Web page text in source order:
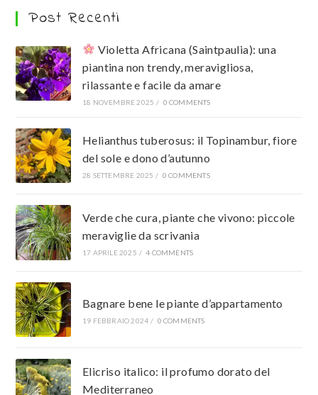
Post Recenti
Violetta Africana (Saintpaulia): una
piantina non trendy, meravigliosa,
rilassante e facile da amare
18 NOVEMBRE 2025 / 0 COMMENTS
Helianthus tuberosus: il Topinambur, fiore
del sole e dono d’autunno
28 SETTEMBRE 2025 / 0 COMMENTS
Verde che cura, piante che vivono: piccole
meraviglie da scrivania
17 APRILE 2025 / 4 COMMENTS
Bagnare bene le piante d’appartamento
19 FEBBRAIO 2024 / 0 COMMENTS
Elicriso italico: il profumo dorato del
Mediterraneo